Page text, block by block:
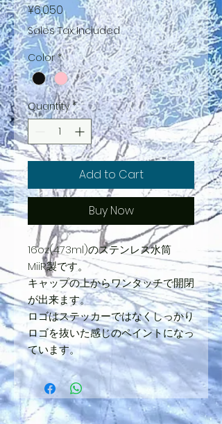
¥6,050Price
Sales Tax Included
Color *
Quantity *
Add to Cart
Buy Now
16oz(473ml)のステンレス水筒
MiiR製です。
キャップの上からワンタッチで開閉
が出来ます。
ロゴはステッカーではなくしっかり
ロゴを抜いた感じのペイントになっ
ています。